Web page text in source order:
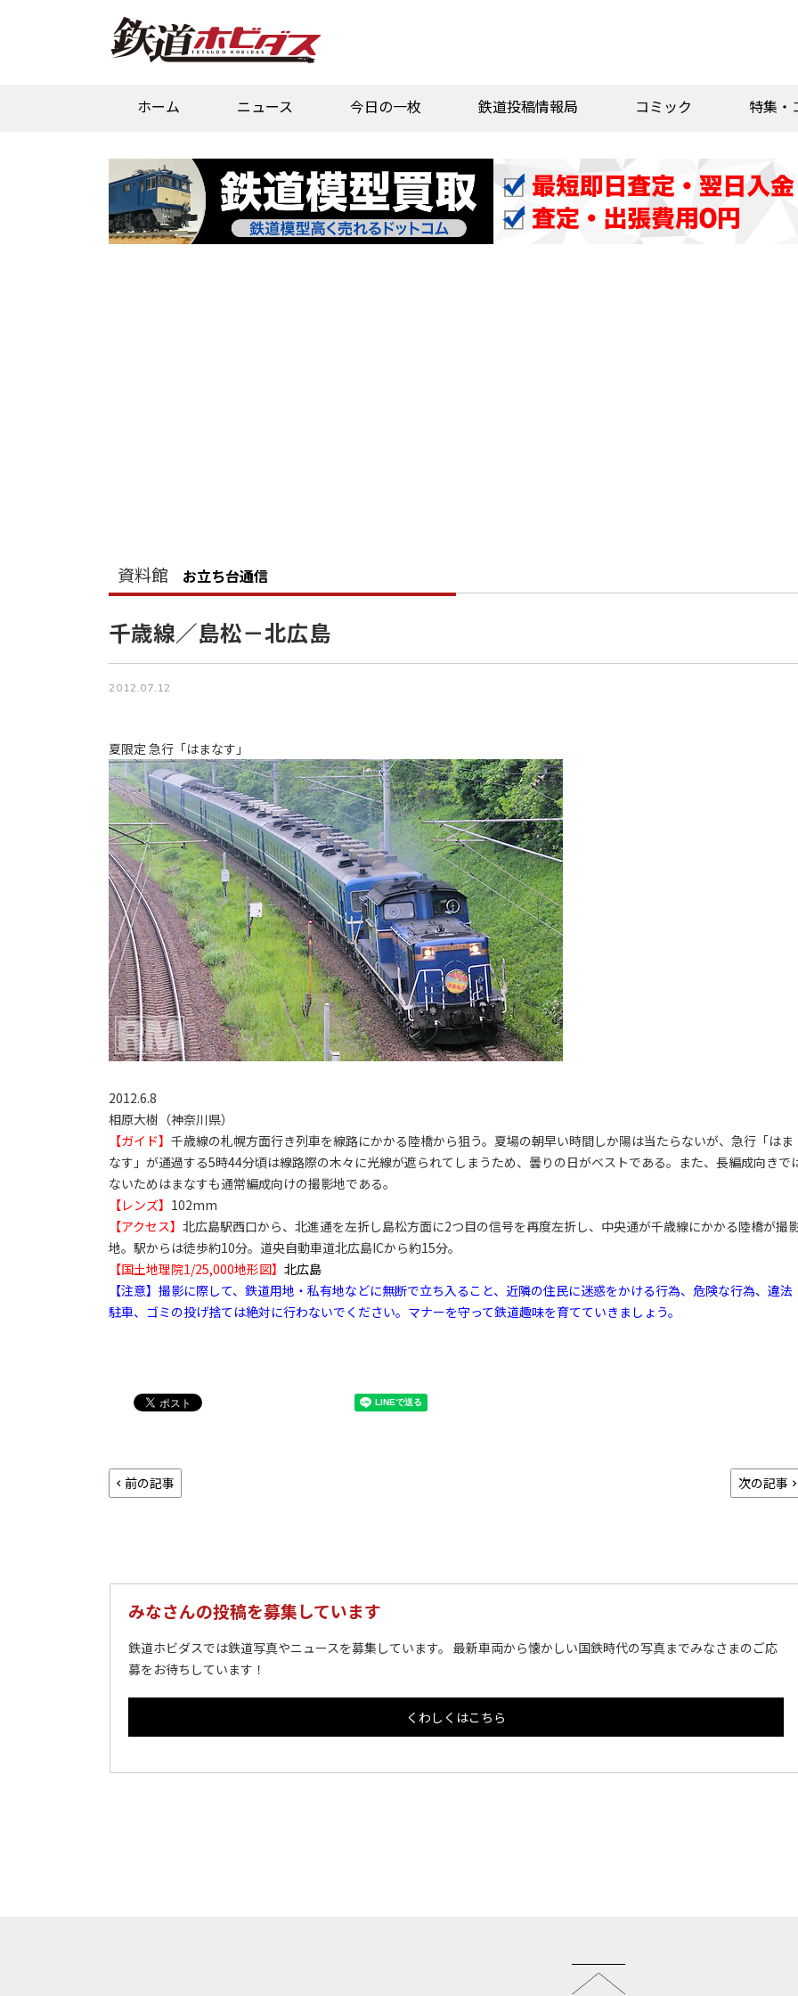
ホーム ニュース 今日の一枚 鉄道投稿情報局 コミック 特集・
資料館 お立ち台通信
千歳線／島松－北広島
2012.07.12
夏限定 急行「はまなす」
2012.6.8
相原大樹（神奈川県）
【ガイド】 千歳線の札幌方面行き列車を線路にかかる陸橋から狙う。夏場の朝早い時間しか陽は当たらないが、急行「はま
なす」が通過する5時44分頃は線路際の木々に光線が遮られてしまうため、曇りの日がベストである。また、長編成向きで
ないためはまなすも通常編成向けの撮影地である。
【レンズ】 102mm
【アクセス】 北広島駅西口から、北進通を左折し島松方面に2つ目の信号を再度左折し、中央通が千歳線にかかる陸橋が撮
地。駅からは徒歩約10分。道央自動車道北広島ICから約15分。
【国土地理院1/25,000地形図】 北広島
【注意】撮影に際して、鉄道用地・私有地などに無断で立ち入ること、近隣の住民に迷惑をかける行為、危険な行為、違法
駐車、ゴミの投げ捨ては絶対に行わないでください。マナーを守って鉄道趣味を育てていきましょう。
前の記事 次の記事
みなさんの投稿を募集しています
鉄道ホビダスでは鉄道写真やニュースを募集しています。 最新車両から懐かしい国鉄時代の写真までみなさまのご応
募をお待ちしています！
くわしくはこちら